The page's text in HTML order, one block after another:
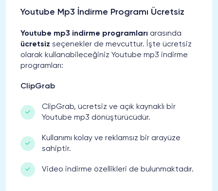
Youtube Mp3 İndirme Programı Ücretsiz
Youtube mp3 indirme programları arasında
ücretsiz seçenekler de mevcuttur. İşte ücretsiz
olarak kullanabileceğiniz Youtube mp3 indirme
programları:
ClipGrab
ClipGrab, ücretsiz ve açık kaynaklı bir
Youtube mp3 dönüştürücüdür.
Kullanımı kolay ve reklamsız bir arayüze
sahiptir.
Video indirme özellikleri de bulunmaktadır.